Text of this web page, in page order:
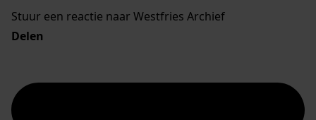
Stuur een reactie naar Westfries Archief
Delen